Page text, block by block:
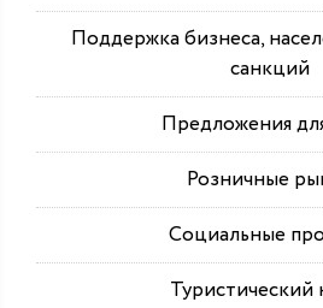
Поддержка бизнеса,
санкций
Предложения
Розничные
Социальные
Туристический